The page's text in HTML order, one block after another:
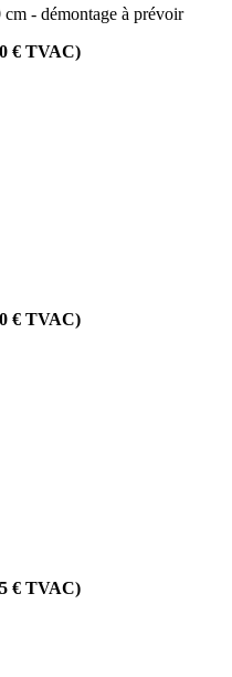
- démontage à prévoir
€ TVAC)
€ TVAC)
€ TVAC)